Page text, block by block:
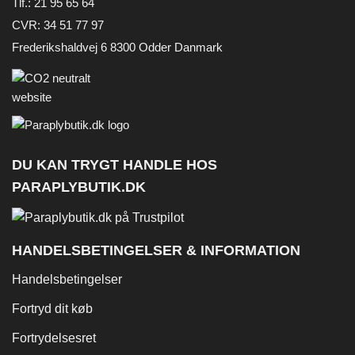
Tlf.: 21 95 65 64
CVR: 34 51 77 97
Frederikshaldvej 6 8300 Odder Danmark
DU KAN TRYGT HANDLE HOS
PARAPLYBUTIK.DK
HANDELSBETINGELSER & INFORMATION
Handelsbetingelser
Fortryd dit køb
Fortrydelsesret